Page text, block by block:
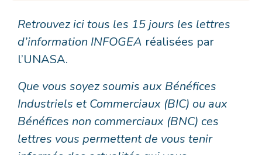
Retrouvez ici tous les 15 jours les lettres
d’information INFOGEA réalisées par
l’UNASA.
Que vous soyez soumis aux Bénéfices
Industriels et Commerciaux (BIC) ou aux
Bénéfices non commerciaux (BNC) ces
lettres vous permettent de vous tenir